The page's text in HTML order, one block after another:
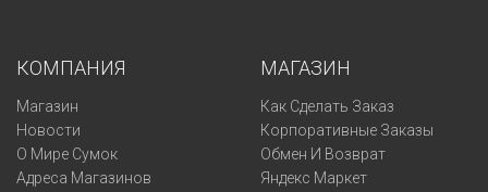
КОМПАНИЯ
Магазин
Новости
О Мире Сумок
Адреса Магазинов
МАГАЗИН
Как Сделать Заказ
Корпоративные Заказы
Обмен И Возврат
Яндекс Маркет